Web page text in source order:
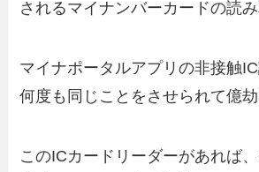
されるマイナンバーカードの読み
マイナポータルアプリの非接触IC
何度も同じことをさせられて億劫
このICカードリーダーがあれば